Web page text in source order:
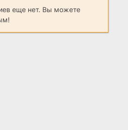
еще нет. Вы можете